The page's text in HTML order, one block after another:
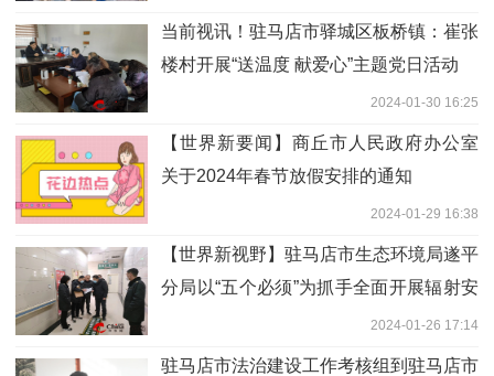
当前视讯！驻马店市驿城区板桥镇：崔张
楼村开展“送温度 献爱心”主题党日活动
2024-01-30 16:25
【世界新要闻】商丘市人民政府办公室
关于2024年春节放假安排的通知
2024-01-29 16:38
【世界新视野】驻马店市生态环境局遂平
分局以“五个必须”为抓手全面开展辐射安
2024-01-26 17:14
驻马店市法治建设工作考核组到驻马店市